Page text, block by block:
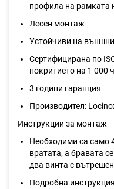
профила на рамката
Лесен монтаж
Устойчиви на
Сертифицирана по
покритието на 1 000
3 години гаранция
Производител:
Инструкции за монтаж
Необходими са само
вратата, а бравата
два винта с
Подробна